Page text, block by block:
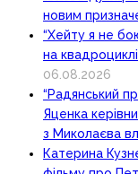
новим
“Хейту я не
на квадроциклі
06.08.2026
“Радянський
Яценка
з Миколаєва
Катерина